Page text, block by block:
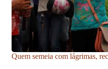
Quem semeia com lágrimas,